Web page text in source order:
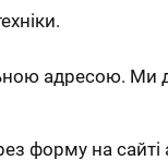
адресою. Ми
форму на